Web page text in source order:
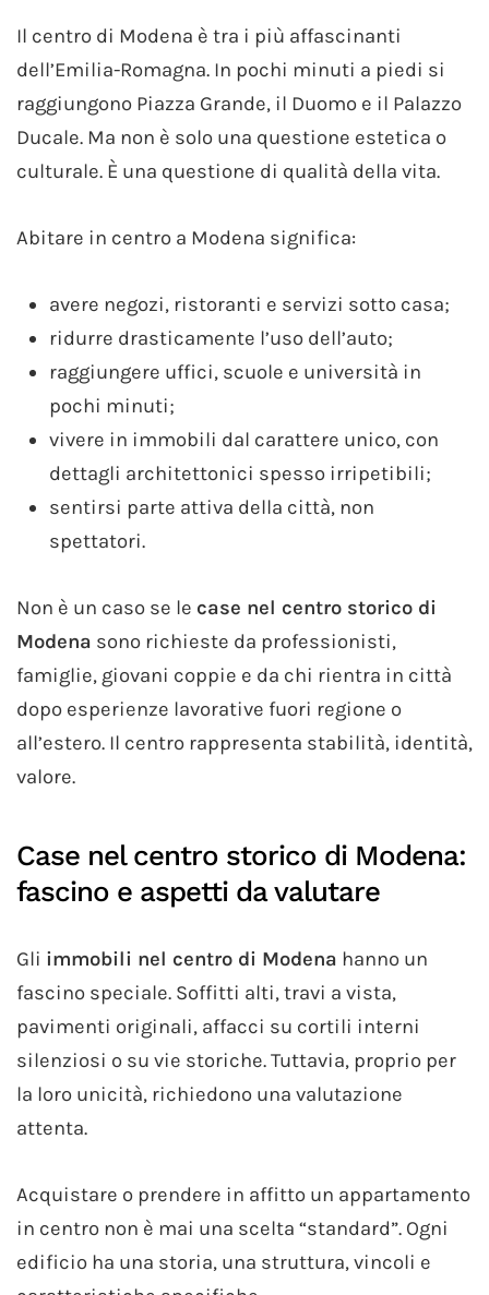
Il centro di Modena è tra i più affascinanti
dell’Emilia-Romagna. In pochi minuti a piedi si
raggiungono Piazza Grande, il Duomo e il Palazzo
Ducale. Ma non è solo una questione estetica o
culturale. È una questione di qualità della vita.
Abitare in centro a Modena significa:
avere negozi, ristoranti e servizi sotto casa;
ridurre drasticamente l’uso dell’auto;
raggiungere uffici, scuole e università in
pochi minuti;
vivere in immobili dal carattere unico, con
dettagli architettonici spesso irripetibili;
sentirsi parte attiva della città, non
spettatori.
Non è un caso se le case nel centro storico di
Modena sono richieste da professionisti,
famiglie, giovani coppie e da chi rientra in città
dopo esperienze lavorative fuori regione o
all’estero. Il centro rappresenta stabilità, identità,
valore.
Case nel centro storico di Modena:
fascino e aspetti da valutare
Gli immobili nel centro di Modena hanno un
fascino speciale. Soffitti alti, travi a vista,
pavimenti originali, affacci su cortili interni
silenziosi o su vie storiche. Tuttavia, proprio per
la loro unicità, richiedono una valutazione
attenta.
Acquistare o prendere in affitto un appartamento
in centro non è mai una scelta “standard”. Ogni
edificio ha una storia, una struttura, vincoli e